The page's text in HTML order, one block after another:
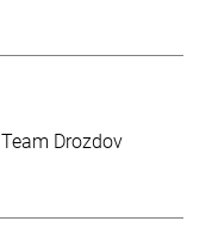
Team Drozdov